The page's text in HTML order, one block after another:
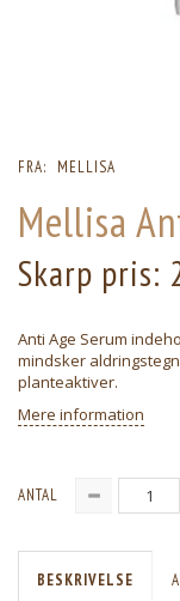
FRA: MELLISA
Mellisa
Skarp pris:
Anti Age Serum
mindsker
planteaktiver.
Mere information
ANTAL
BESKRIVELSE